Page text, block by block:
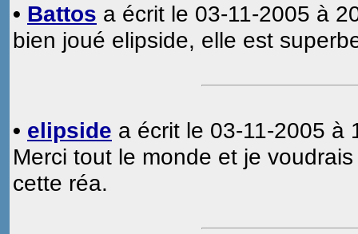
• Battos a écrit le 03-11-2005 à
bien joué elipside, elle est
• elipside a écrit le 03-11-2005 à
Merci tout le monde et je
cette réa.